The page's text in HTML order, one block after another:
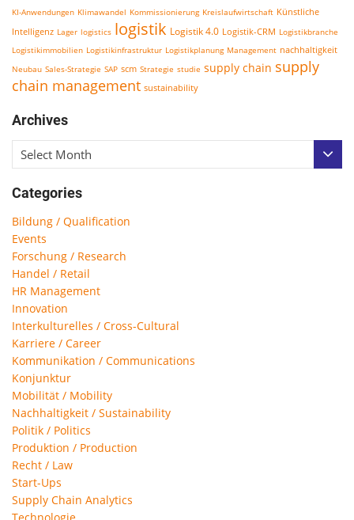
KI-Anwendungen Klimawandel Kommissionierung Kreislaufwirtschaft Künstliche
Intelligenz Lager logistics logistik Logistik 4.0 Logistik-CRM Logistikbranche
Logistikimmobilien Logistikinfrastruktur Logistikplanung Management nachhaltigkeit
Neubau Sales-Strategie SAP scm Strategie studie supply chain supply
chain management sustainability
Archives
Select Month
Categories
Bildung / Qualification
Events
Forschung / Research
Handel / Retail
HR Management
Innovation
Interkulturelles / Cross-Cultural
Karriere / Career
Kommunikation / Communications
Konjunktur
Mobilität / Mobility
Nachhaltigkeit / Sustainability
Politik / Politics
Produktion / Production
Recht / Law
Start-Ups
Supply Chain Analytics